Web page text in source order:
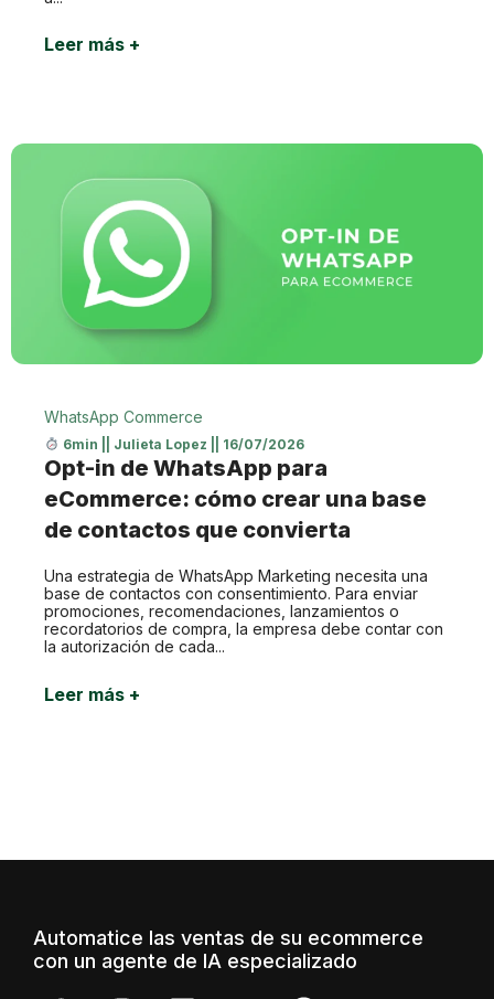
Leer más +
WhatsApp Commerce
6min Julieta Lopez 16/07/2026
Opt-in de WhatsApp para
eCommerce: cómo crear una base
de contactos que convierta
Una estrategia de WhatsApp Marketing necesita una
base de contactos con consentimiento. Para enviar
promociones, recomendaciones, lanzamientos o
recordatorios de compra, la empresa debe contar con
la autorización de cada...
Leer más +
Automatice las ventas de su ecommerce
con un agente de IA especializado